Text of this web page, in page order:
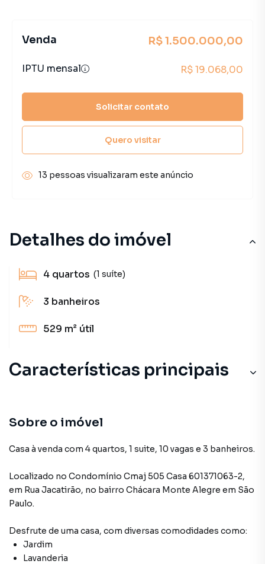
Detalhes do imóvel
4 quartos (1 suíte)
3 banheiros
529 m² útil
Características principais
Sobre o imóvel
Casa à venda com 4 quartos, 1 suite, 10 vagas e 3 banheiros.
Localizado no Condomínio Cmaj 505 Casa 601371063-2,
em Rua Jacatirão, no bairro Chácara Monte Alegre em São
Paulo.
Desfrute de uma casa, com diversas comodidades como:
Jardim
Lavanderia
Venda R$ 1.500.000,00
IPTU mensal R$ 19.068,00
Solicitar contato
Quero visitar
13 pessoas visualizaram este anúncio